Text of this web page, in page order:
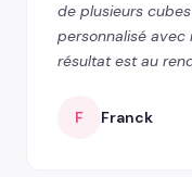
de plusieurs
personnalisé avec
résultat est au
F Franck